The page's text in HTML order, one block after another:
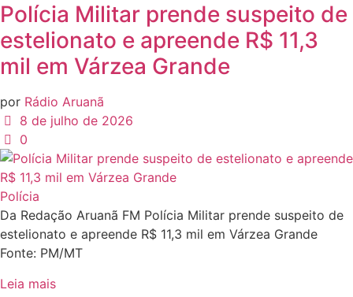
Polícia Militar prende suspeito de
estelionato e apreende R$ 11,3
mil em Várzea Grande
por Rádio Aruanã
8 de julho de 2026
0
Polícia
Da Redação Aruanã FM Polícia Militar prende suspeito de
estelionato e apreende R$ 11,3 mil em Várzea Grande
Fonte: PM/MT
Leia mais